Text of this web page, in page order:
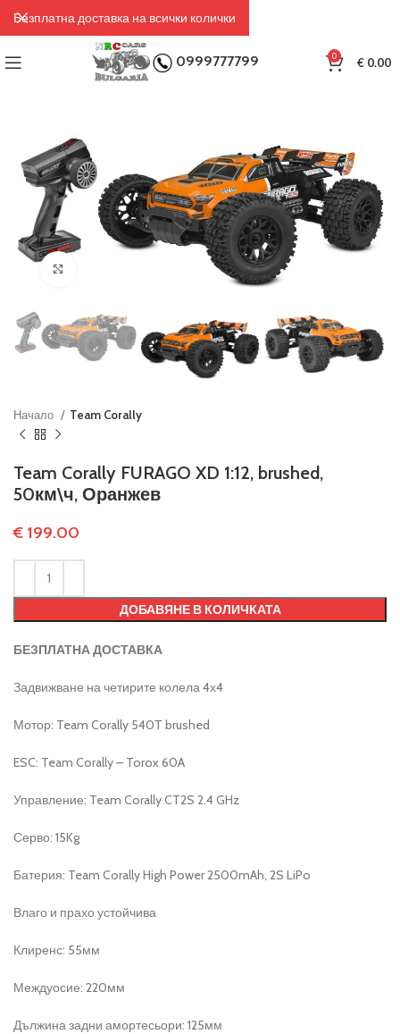
0999777799 0 €0.00
Начало Team Corally
Team Corally FURAGO XD 1:12, brushed,
50км\ч, Оранжев
€ 199.00
ДОБАВЯНЕ В КОЛИЧКАТА
БЕЗПЛАТНА ДОСТАВКА
Задвижване на четирите колела 4х4
Мотор: Team Corally 540Т brushed
ESC: Team Corally – Torox 60A
Управление: Team Corally CT2S 2.4 GHz
Серво: 15Kg
Батерия: Team Corally High Power 2500mAh, 2S LiPo
Влаго и прахо устойчива
Клиренс: 55мм
Междуосие: 220мм
Дължина задни амортесьори: 125мм
Безплатна доставка на всички колички